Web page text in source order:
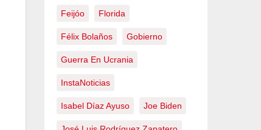
Feijóo Florida
Félix Bolaños Gobierno
Guerra En Ucrania
InstaNoticias
Isabel Díaz Ayuso Joe Biden